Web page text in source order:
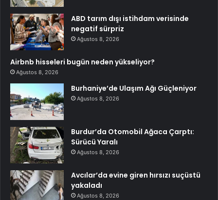
ABD tarım dışı istihdam verisinde
negatif sürpriz
Ağustos 8, 2026
Airbnb hisseleri bugün neden yükseliyor?
Ağustos 8, 2026
Burhaniye’de Ulaşım Ağı Güçleniyor
Ağustos 8, 2026
Burdur’da Otomobil Ağaca Çarptı:
Sürücü Yaralı
Ağustos 8, 2026
Avcılar’da evine giren hırsızı suçüstü
yakaladı
Ağustos 8, 2026